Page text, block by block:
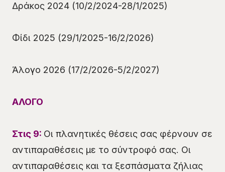
Δράκος 2024 (10/2/2024-28/1/2025)
Φίδι 2025 (29/1/2025-16/2/2026)
Άλογο 2026 (17/2/2026-5/2/2027)
ΑΛΟΓΟ
Στις 9: Οι πλανητικές θέσεις σας φέρνουν σε
αντιπαραθέσεις με το σύντροφό σας. Οι
αντιπαραθέσεις και τα ξεσπάσματα ζήλιας